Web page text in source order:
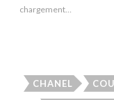
fenêtre)
chargement…
CHANEL